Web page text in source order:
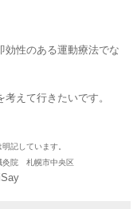
効性のある運動療法でな
えて行きたいです。
記しています。
灸院 札幌市中央区